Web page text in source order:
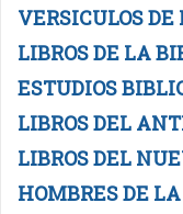
VERSICULOS
LIBROS DE LA
ESTUDIOS
LIBROS DEL
LIBROS DEL
HOMBRES DE